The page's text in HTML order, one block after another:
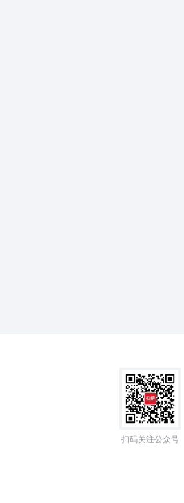
扫码关注公众号